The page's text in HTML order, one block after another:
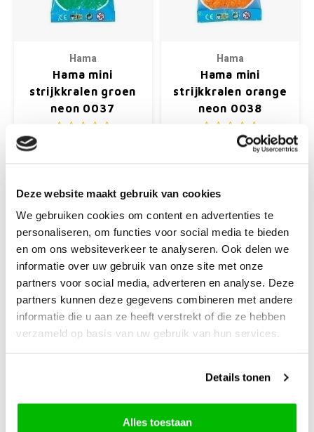
Deze website maakt gebruik van cookies
We gebruiken cookies om content en advertenties te
personaliseren, om functies voor social media te bieden
en om ons websiteverkeer te analyseren. Ook delen we
informatie over uw gebruik van onze site met onze
partners voor social media, adverteren en analyse. Deze
partners kunnen deze gegevens combineren met andere
informatie die u aan ze heeft verstrekt of die ze hebben
verzameld op basis van uw gebruik van hun services.
Details tonen
Alles toestaan
Hama
Hama mini
strijkkralen groen
neon 0037
Hama mini strijkkralen groen
€1,25
€0,87
Hama
Hama mini
strijkkralen orange
neon 0038
Hama mini strijkkralen
€1,25
+
-30%